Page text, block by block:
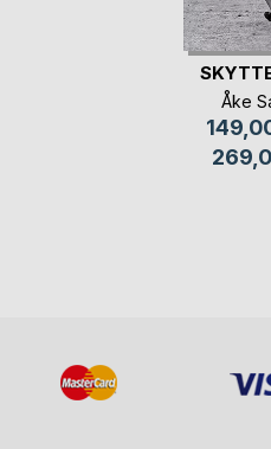
Åke